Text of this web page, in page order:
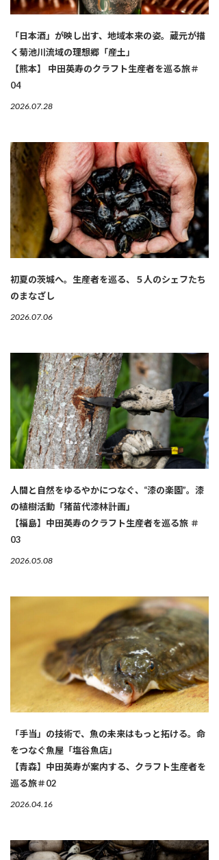
「日本酒」が映し出す、地域本来の姿。蔵元が描
く菊池川流域の理想郷「産土」
【熊本】 中田英寿のクラフト生産者を巡る旅＃
04
2026.07.28
初夏の茨城へ。生産者を巡る、５人のシェフたち
のまなざし
2026.07.06
人間と自然をゆるやかにつなぐ、“漆の楽園”。漆
の植樹活動「猪苗代漆林計画」
【福島】中田英寿のクラフト生産者を巡る旅 ＃
03
2026.05.08
「手当」の技術で、魚の未来はもっと拓ける。命
をつなぐ魚屋「塩谷魚店」
【青森】中田英寿が案内する、クラフト生産者を
巡る旅＃02
2026.04.16